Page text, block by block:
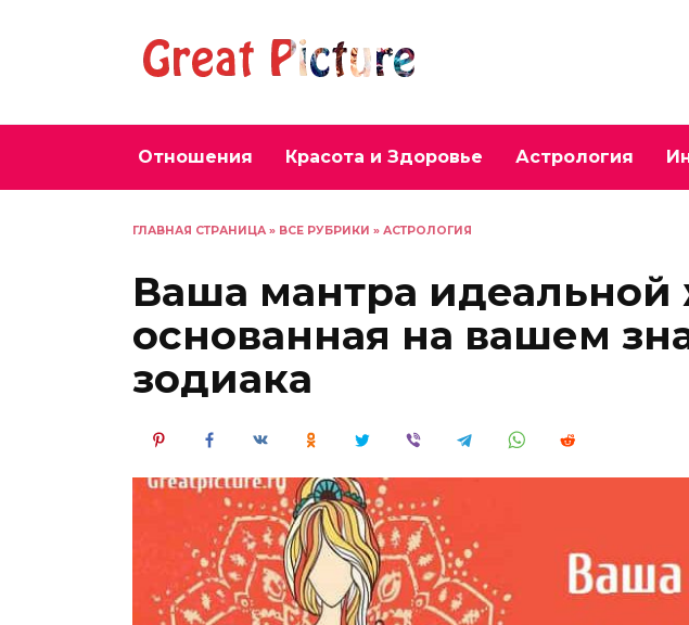
Отношения Красота и Здоровье Астрология
ГЛАВНАЯ СТРАНИЦА » ВСЕ РУБРИКИ » АСТРОЛОГИЯ
Ваша мантра идеальной
основанная на вашем
зодиака